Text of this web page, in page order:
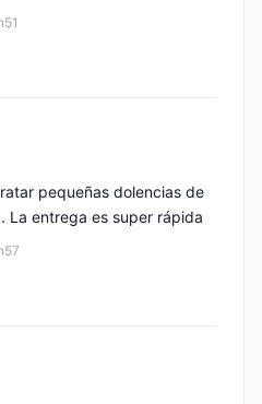
pequeñas dolencias de
La entrega es super rápida